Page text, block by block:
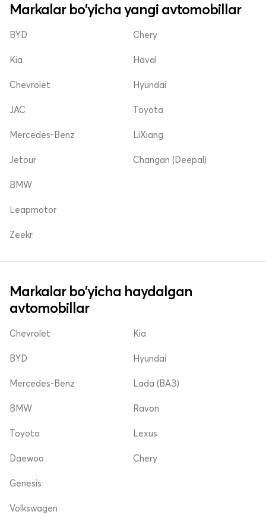
Markalar bo'yicha yangi avtomobillar
BYD
Kia
Chevrolet
Chery
Haval
Hyundai
JAC
Mercedes-Benz
Jetour
Toyota
LiXiang
Changan (Deepal)
BMW
Leapmotor
Zeekr
Markalar bo'yicha haydalgan
avtomobillar
Chevrolet
BYD
Mercedes-Benz
Kia
Hyundai
Lada (ВАЗ)
BMW
Toyota
Daewoo
Ravon
Lexus
Chery
Genesis
Volkswagen